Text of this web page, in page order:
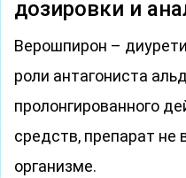
дозировки и
Верошпирон –
роли антагониста
пролонгированного
средств, препарат не
организме.